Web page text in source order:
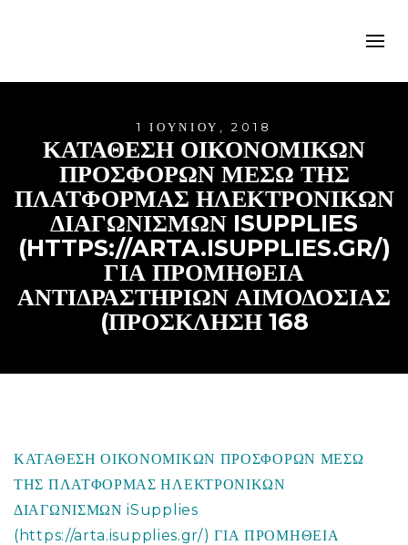
1 ΙΟΥΝΊΟΥ, 2018
ΚΑΤΑΘΕΣΗ ΟΙΚΟΝΟΜΙΚΩΝ
ΠΡΟΣΦΟΡΩΝ ΜΕΣΩ ΤΗΣ
ΠΛΑΤΦΟΡΜΑΣ ΗΛΕΚΤΡΟΝΙΚΩΝ
ΔΙΑΓΩΝΙΣΜΩΝ ISUPPLIES
(HTTPS://ARTA.ISUPPLIES.GR/)
ΓΙΑ ΠΡΟΜΗΘΕΙΑ
ΑΝΤΙΔΡΑΣΤΗΡΙΩΝ ΑΙΜΟΔΟΣΙΑΣ
(ΠΡΟΣΚΛΗΣΗ 168
ΚΑΤΑΘΕΣΗ ΟΙΚΟΝΟΜΙΚΩΝ ΠΡΟΣΦΟΡΩΝ ΜΕΣΩ
ΤΗΣ ΠΛΑΤΦΟΡΜΑΣ ΗΛΕΚΤΡΟΝΙΚΩΝ
ΔΙΑΓΩΝΙΣΜΩΝ iSupplies
(https://arta.isupplies.gr/) ΓΙΑ ΠΡΟΜΗΘΕΙΑ